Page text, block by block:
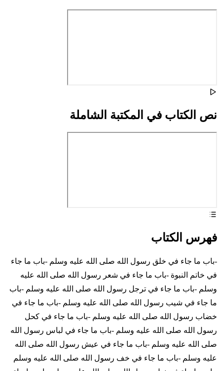
نص الكتاب في المكتبة الشاملة
فهرس الكتاب
-باب ما جاء في خلق رسول الله صلى الله عليه وسلم -باب ما جاء
في خاتم النبوة -باب ما جاء في شعر رسول الله صلى الله عليه
وسلم -باب ما جاء في ترجل رسول الله صلى الله عليه وسلم -باب
ما جاء في شيب رسول الله صلى الله عليه وسلم -باب ما جاء في
خضاب رسول الله صلى الله عليه وسلم -باب ما جاء في كحل
رسول الله صلى الله عليه وسلم -باب ما جاء في لباس رسول الله
صلى الله عليه وسلم -باب ما جاء في عيش رسول الله صلى الله
عليه وسلم -باب ما جاء في خف رسول الله صلى الله عليه وسلم